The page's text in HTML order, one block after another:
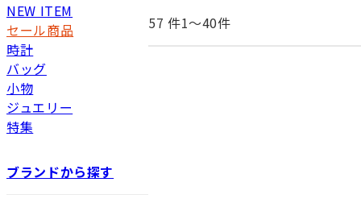
NEW ITEM
セール商品
時計
バッグ
小物
ジュエリー
特集
ブランドから探す
57 件1〜40件